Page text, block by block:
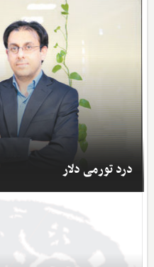
درد تورمی دلار